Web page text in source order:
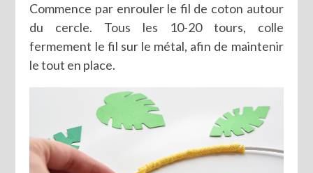
Commence par enrouler le fil de coton autour
du cercle. Tous les 10-20 tours, colle
fermement le fil sur le métal, afin de maintenir
le tout en place.